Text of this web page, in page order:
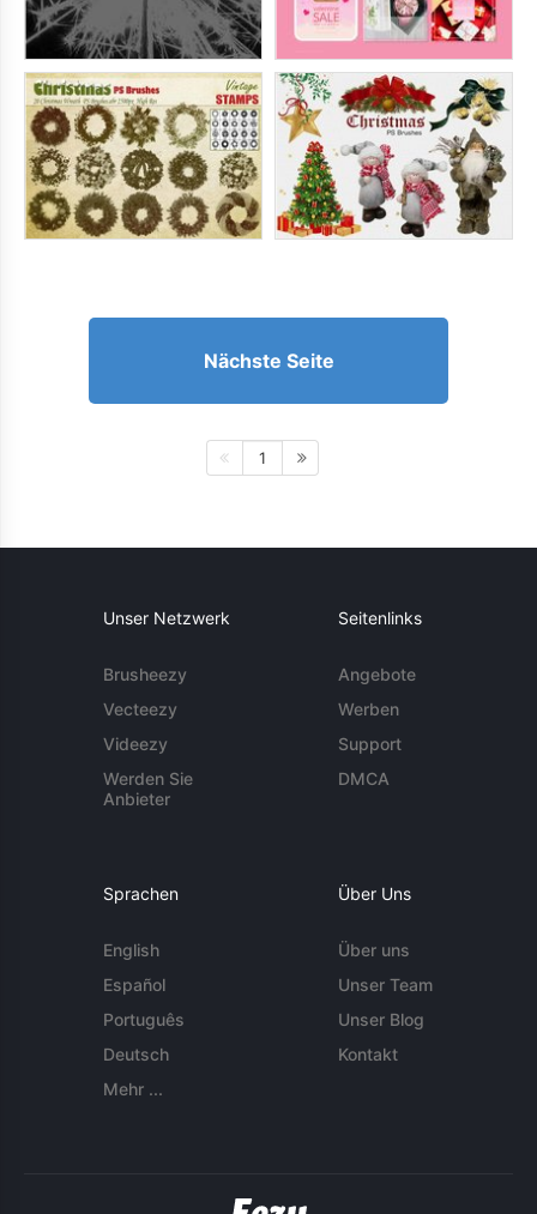
Nächste Seite
1
Unser Netzwerk
Brusheezy
Vecteezy
Videezy
Werden Sie
Anbieter
Seitenlinks
Angebote
Werben
Support
DMCA
Sprachen
English
Español
Português
Deutsch
Mehr ...
Über Uns
Über uns
Unser Team
Unser Blog
Kontakt